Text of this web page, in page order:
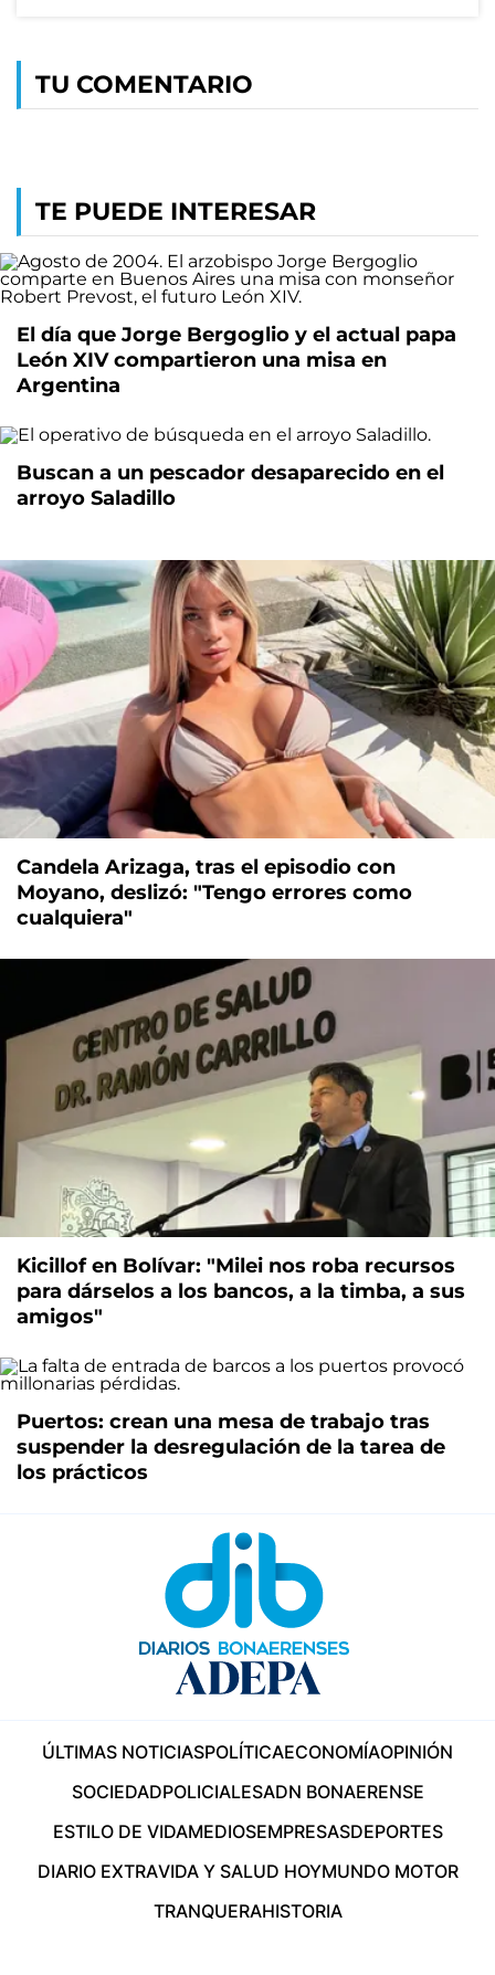
TU COMENTARIO
TE PUEDE INTERESAR
El día que Jorge Bergoglio y el actual papa
León XIV compartieron una misa en
Argentina
Buscan a un pescador desaparecido en el
arroyo Saladillo
Candela Arizaga, tras el episodio con
Moyano, deslizó: "Tengo errores como
cualquiera"
Kicillof en Bolívar: "Milei nos roba recursos
para dárselos a los bancos, a la timba, a sus
amigos"
Puertos: crean una mesa de trabajo tras
suspender la desregulación de la tarea de
los prácticos
ÚLTIMAS NOTICIASPOLÍTICAECONOMÍAOPINIÓN
SOCIEDADPOLICIALESADN BONAERENSE
ESTILO DE VIDAMEDIOSEMPRESASDEPORTES
DIARIO EXTRAVIDA Y SALUD HOYMUNDO MOTOR
TRANQUERAHISTORIA